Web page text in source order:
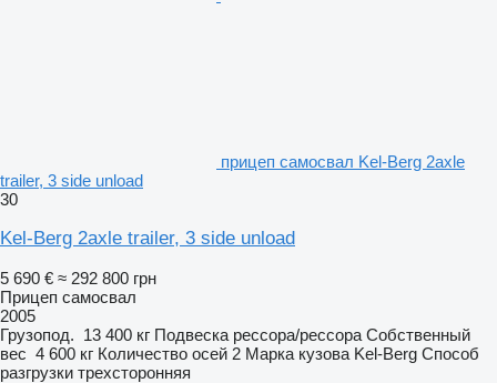
прицеп самосвал Kel-Berg 2axle
trailer, 3 side unload
30
Kel-Berg 2axle trailer, 3 side unload
5 690 € ≈ 292 800 грн
Прицеп самосвал
2005
Грузопод. 13 400 кг Подвеска рессора/рессора Собственный
вес 4 600 кг Количество осей 2 Марка кузова Kel-Berg Способ
разгрузки трехсторонняя